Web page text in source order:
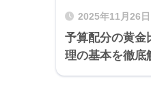
2025年11月26日
予算配分の黄金
理の基本を徹底